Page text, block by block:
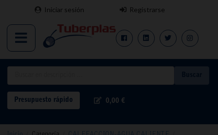
Iniciar sesión Registrarse
Presupuesto rápido 0,00 €